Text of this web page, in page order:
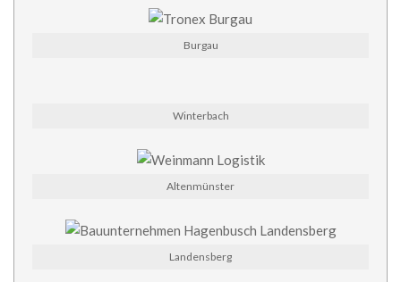
Burgau
Winterbach
Altenmünster
Landensberg